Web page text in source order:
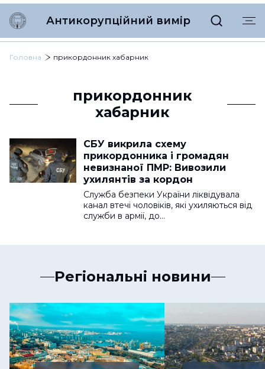
Антикорупційний вимір
Головна прикордонник хабарник
прикордонник
хабарник
СБУ викрила схему
прикордонника і громадян
невизнаної ПМР: Вивозили
ухилянтів за кордон
Служба безпеки України ліквідувала
канал втечі чоловіків, які ухиляються від
служби в армії, до…
Регіональні новини